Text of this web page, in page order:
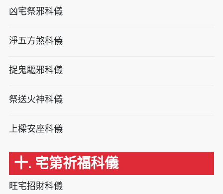
凶宅祭邪科儀
淨五方煞科儀
捉鬼驅邪科儀
祭送火神科儀
上樑安座科儀
十. 宅第祈福科儀
旺宅招財科儀